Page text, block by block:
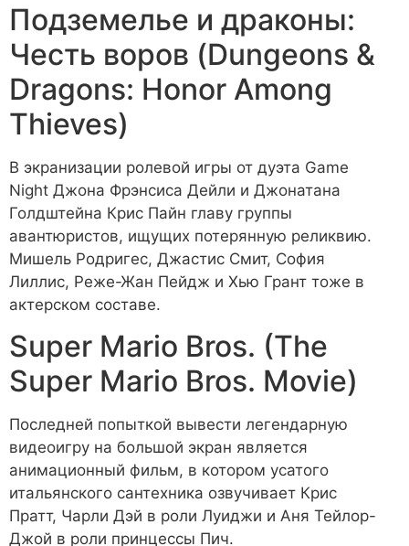
Подземелье и драконы:
Честь воров (Dungeons &
Dragons: Honor Among
Thieves)
В экранизации ролевой игры от дуэта Game
Night Джона Фрэнсиса Дейли и Джонатана
Голдштейна Крис Пайн главу группы
авантюристов, ищущих потерянную реликвию.
Мишель Родригес, Джастис Смит, София
Лиллис, Реже-Жан Пейдж и Хью Грант тоже в
актерском составе.
Super Mario Bros. (The
Super Mario Bros. Movie)
Последней попыткой вывести легендарную
видеоигру на большой экран является
анимационный фильм, в котором усатого
итальянского сантехника озвучивает Крис
Пратт, Чарли Дэй в роли Луиджи и Аня Тейлор-
Джой в роли принцессы Пич.